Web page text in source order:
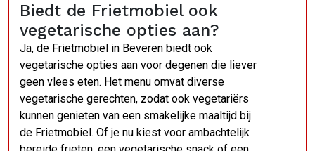
Biedt de Frietmobiel ook
vegetarische opties aan?
Ja, de Frietmobiel in Beveren biedt ook
vegetarische opties aan voor degenen die liever
geen vlees eten. Het menu omvat diverse
vegetarische gerechten, zodat ook vegetariërs
kunnen genieten van een smakelijke maaltijd bij
de Frietmobiel. Of je nu kiest voor ambachtelijk